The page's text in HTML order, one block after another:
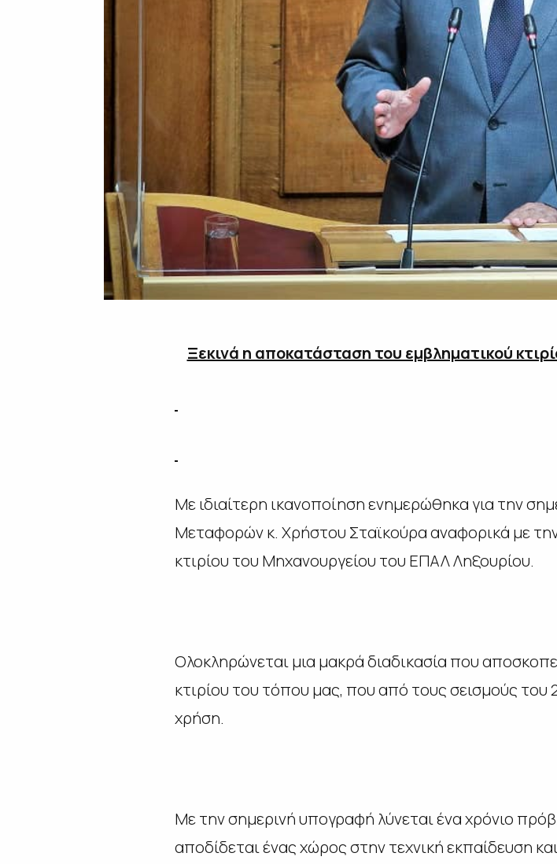
Ξεκινά η αποκατάσταση του εμβληματικού
Με ιδιαίτερη ικανοποίηση ενημερώθηκα για την
Μεταφορών κ. Χρήστου Σταϊκούρα αναφορικά με
κτιρίου του Μηχανουργείου του ΕΠΑΛ Ληξουρίου.
Ολοκληρώνεται μια μακρά διαδικασία που
κτιρίου του τόπου μας, που από τους σεισμούς του
χρήση.
Με την σημερινή υπογραφή λύνεται ένα χρόνιο
αποδίδεται ένας χώρος στην τεχνική εκπαίδευση